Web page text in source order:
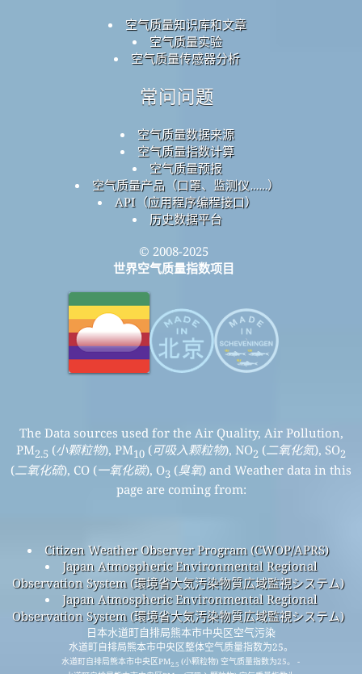
空气质量知识库和文章
空气质量实验
空气质量传感器分析
常问问题
空气质量数据来源
空气质量指数计算
空气质量预报
空气质量产品（口罩、监测仪……）
API（应用程序编程接口）
历史数据平台
© 2008-2025
世界空气质量指数项目
The Data sources used for the Air Quality, Air Pollution,
PM2.5 (小颗粒物), PM10 (可吸入颗粒物), NO2 (二氧化氮), SO2
(二氧化硫), CO (一氧化碳), O3 (臭氧) and Weather data in this
page are coming from:
Citizen Weather Observer Program (CWOP/APRS)
Japan Atmospheric Environmental Regional
Observation System (環境省大気汚染物質広域監視システム)
Japan Atmospheric Environmental Regional
Observation System (環境省大気汚染物質広域監視システム)
日本水道町自排局熊本市中央区空气污染
水道町自排局熊本市中央区整体空气质量指数为25。
水道町自排局熊本市中央区PM2.5 (小颗粒物) 空气质量指数为25。 -